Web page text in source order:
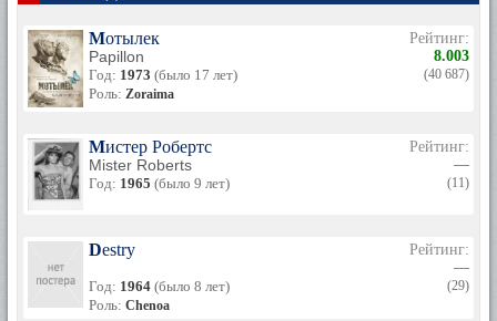
Мотылек
Papillon
Год: 1973 (было 17 лет)
Роль: Zoraima
Рейтинг:
8.003
(40 687)
Мистер Робертс
Mister Roberts
Год: 1965 (было 9 лет)
Рейтинг:
—
(11)
Destry
Год: 1964 (было 8 лет)
Роль: Chenoa
Рейтинг:
—
(29)